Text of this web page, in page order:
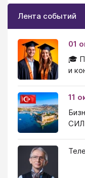
Лента событий
01
🎓
и
11